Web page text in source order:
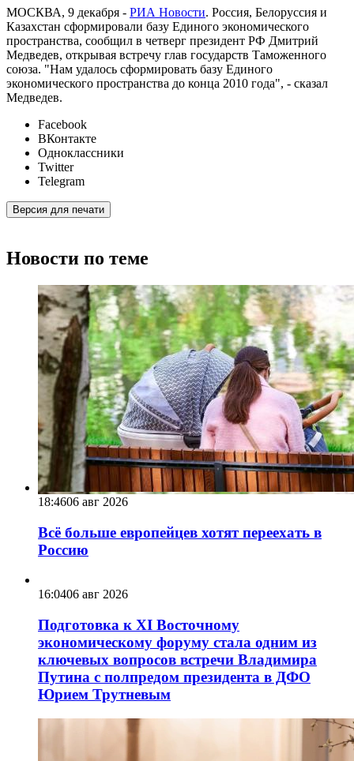
МОСКВА, 9 декабря - РИА Новости. Россия, Белоруссия и
Казахстан сформировали базу Единого экономического
пространства, сообщил в четверг президент РФ Дмитрий
Медведев, открывая встречу глав государств Таможенного
союза. "Нам удалось сформировать базу Единого
экономического пространства до конца 2010 года", - сказал
Медведев.
Facebook
ВКонтакте
Одноклассники
Twitter
Telegram
Версия для печати
Новости по теме
18:4606 авг 2026
Всё больше европейцев хотят переехать в
Россию
16:0406 авг 2026
Подготовка к XI Восточному
экономическому форуму стала одним из
ключевых вопросов встречи Владимира
Путина с полпредом президента в ДФО
Юрием Трутневым